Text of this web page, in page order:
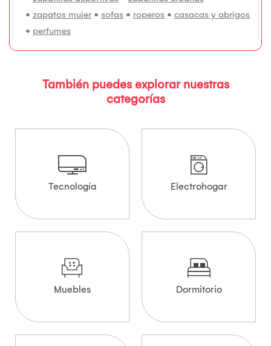
• zapatos mujer • sofas • roperos • casacas y abrigos
• perfumes
También puedes explorar nuestras
categorías
Tecnología Electrohogar
Muebles Dormitorio